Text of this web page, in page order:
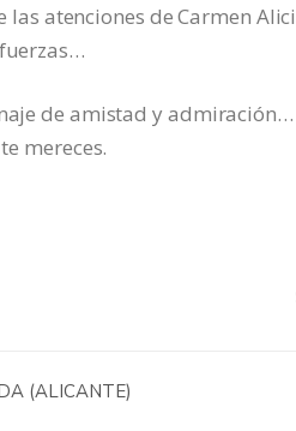
atenciones de Carmen
de amistad y
mereces.
(ALICANTE)